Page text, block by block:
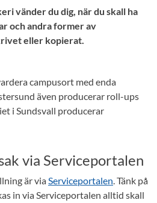
vänder du dig, när du skall ha
och andra former av
eller kopierat.
campusort med enda
även producerar roll-ups
i Sundsvall producerar
via Serviceportalen
är viaServiceportalen. Tänk på
in via Serviceportalen alltid skall